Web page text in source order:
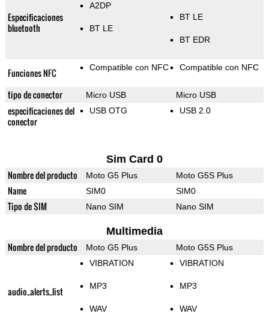
Especificaciones
bluetooth
A2DP
BT LE
BT LE
BT EDR
Funciones NFC Compatible con NFC Compatible con NFC
tipo de conector Micro USB Micro USB
especificaciones del
conector
USB OTG USB 2.0
Sim Card 0
Nombre del producto Moto G5 Plus Moto G5S Plus
Name SIM0 SIM0
Tipo de SIM Nano SIM Nano SIM
Multimedia
Nombre del producto Moto G5 Plus Moto G5S Plus
audio_alerts_list
VIBRATION
MP3
WAV
VIBRATION
MP3
WAV